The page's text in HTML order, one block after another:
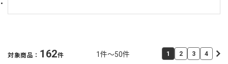
対象商品： 162件 1件～50件 1 2 3 4